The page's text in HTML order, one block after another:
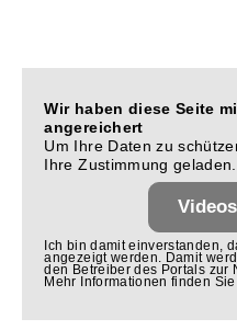
Wir haben diese Seite
angereichert
Um Ihre Daten zu
Ihre Zustimmung geladen.
Ich bin damit einverstanden,
angezeigt werden. Damit
den Betreiber des Portals zur
Mehr Informationen finden